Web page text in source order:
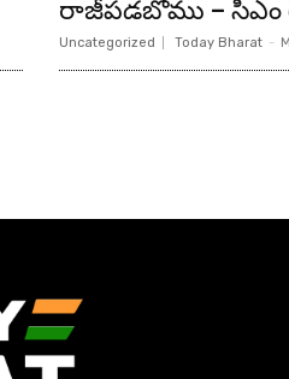
రాజీపడబోము – సీఎం
Uncategorized Today Bharat -